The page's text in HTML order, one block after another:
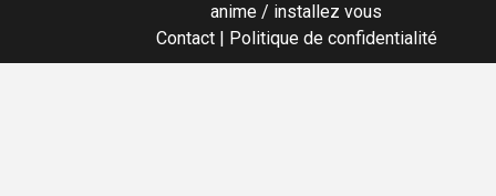
anime / installez vous
Contact| Politique de confidentialité